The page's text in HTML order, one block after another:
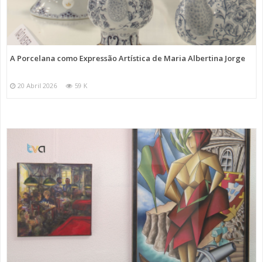
A Porcelana como Expressão Artística de Maria Albertina Jorge
20 Abril 2026 59 K